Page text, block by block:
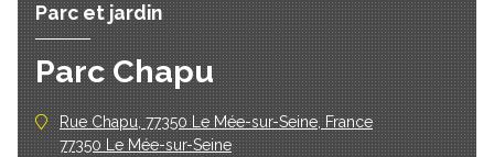
Parc et jardin
Parc Chapu
Rue Chapu, 77350 Le Mée-sur-Seine, France
77350 Le Mée-sur-Seine